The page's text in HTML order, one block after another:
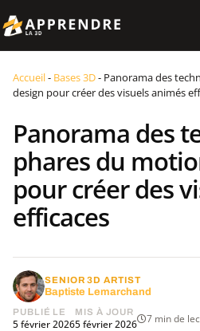
Accueil- Bases 3D- Panorama des
design pour créer des visuels animés
Panorama des
phares du
pour créer des
efficaces
SENIOR 3D ARTIST
Baptiste Lemarchand
PUBLIÉ LE
5 février 2026
MIS À JOUR
5 février 2026 7 min de